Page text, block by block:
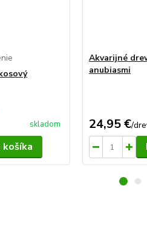
skladom
košíka
Akvarijné
anubiasmi
24,95 €/